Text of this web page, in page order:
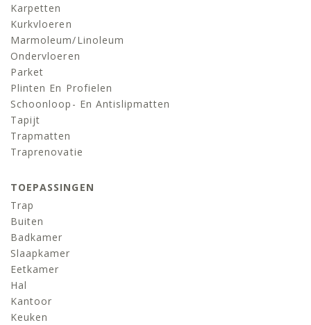
Karpetten
Kurkvloeren
Marmoleum/linoleum
Ondervloeren
Parket
Plinten En Profielen
Schoonloop- En Antislipmatten
Tapijt
Trapmatten
Traprenovatie
TOEPASSINGEN
Trap
Buiten
Badkamer
Slaapkamer
Eetkamer
Hal
Kantoor
Keuken